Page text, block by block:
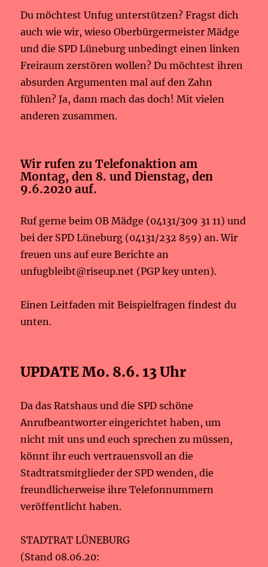
Du möchtest Unfug unterstützen? Fragst dich
auch wie wir, wieso Oberbürgermeister Mädge
und die SPD Lüneburg unbedingt einen linken
Freiraum zerstören wollen? Du möchtest ihren
absurden Argumenten mal auf den Zahn
fühlen? Ja, dann mach das doch! Mit vielen
anderen zusammen.
Wir rufen zu Telefonaktion am
Montag, den 8. und Dienstag, den
9.6.2020 auf.
Ruf gerne beim OB Mädge (04131/309 31 11) und
bei der SPD Lüneburg (04131/232 859) an. Wir
freuen uns auf eure Berichte an
unfugbleibt@riseup.net (PGP key unten).
Einen Leitfaden mit Beispielfragen findest du
unten.
UPDATE Mo. 8.6. 13 Uhr
Da das Ratshaus und die SPD schöne
Anrufbeantworter eingerichtet haben, um
nicht mit uns und euch sprechen zu müssen,
könnt ihr euch vertrauensvoll an die
Stadtratsmitglieder der SPD wenden, die
freundlicherweise ihre Telefonnummern
veröffentlicht haben.
STADTRAT LÜNEBURG
(Stand 08.06.20: